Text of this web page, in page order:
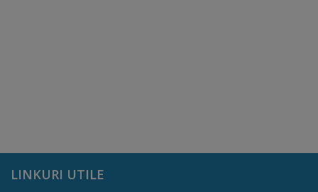
Salubritate
LINKURI UTILE